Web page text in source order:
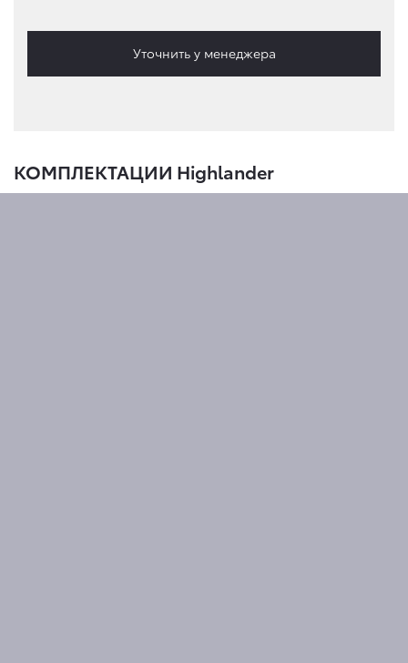
Уточнить у менеджера
КОМПЛЕКТАЦИИ Highlander